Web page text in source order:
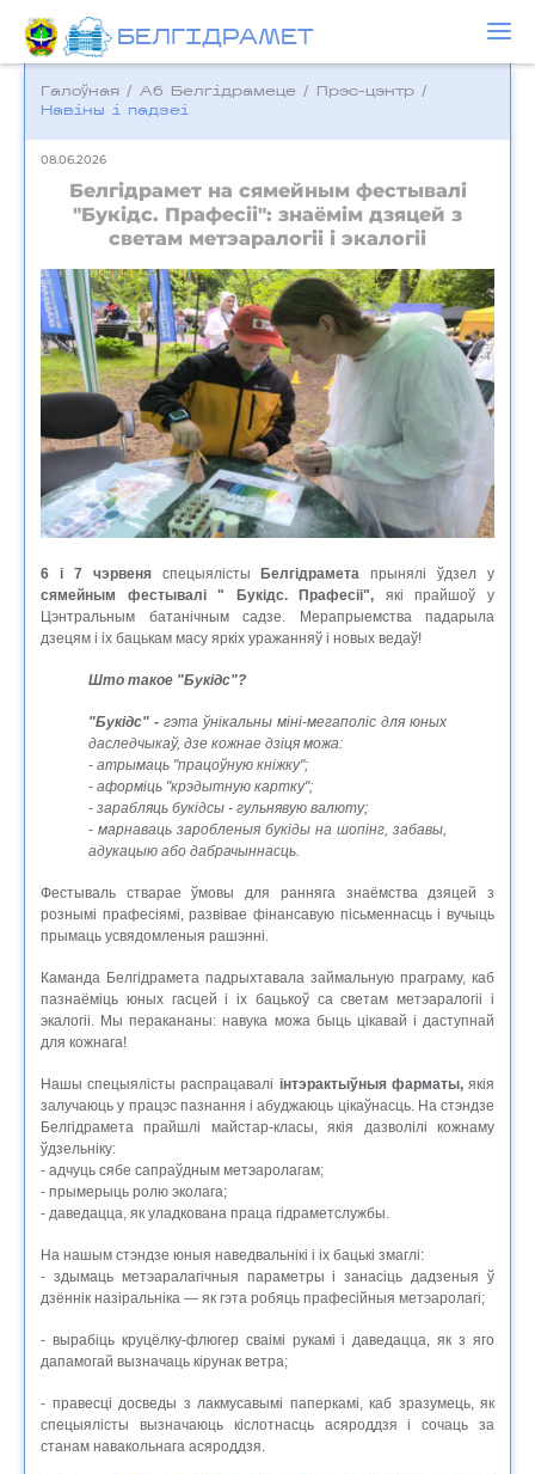
БЕЛГIДРAМЕТ
Галоўная / Аб Белгідрамеце / Прэс-цэнтр /
Навіны і падзеі
08.06.2026
Белгідрамет на сямейным фестывалі
"Букідс. Прафесіі": знаёмім дзяцей з
светам метэаралогіі і экалогіі
6 і 7 чэрвеня спецыялісты Белгідраметапрынялі ўдзел у
сямейным фестывалі " Букідс. Прафесіі", які прайшоў у
Цэнтральным батанічным садзе. Мерапрыемства падарыла
дзецям і іх бацькам масу яркіх уражанняў і новых ведаў!
Што такое "Букідс"?
"Букідс" - гэта ўнікальны міні-мегаполіс для юных
даследчыкаў, дзе кожнае дзіця можа:
- атрымаць "працоўную кніжку";
- аформіць "крэдытную картку";
- зарабляць букідсы - гульнявую валюту;
- марнаваць заробленыя букіды на шопінг, забавы,
адукацыю або дабрачыннасць.
Фестываль стварае ўмовы для ранняга знаёмства дзяцей з
рознымі прафесіямі, развівае фінансавую пісьменнасць і вучыць
прымаць усвядомленыя рашэнні.
Каманда Белгідрамета падрыхтавала займальную праграму, каб
пазнаёміць юных гасцей і іх бацькоў са светам метэаралогіі і
экалогіі. Мы перакананы: навука можа быць цікавай і даступнай
для кожнага!
Нашы спецыялісты распрацавалі інтэрактыўныя фарматы,якія
залучаюць у працэс пазнання і абуджаюць цікаўнасць. На стэндзе
Белгідрамета прайшлі майстар-класы, якія дазволілі кожнаму
ўдзельніку:
- адчуць сябе сапраўдным метэаролагам;
- прымерыць ролю эколага;
- даведацца, як уладкована праца гідраметслужбы.
На нашым стэндзе юныя наведвальнікі і іх бацькі змаглі:
- здымаць метэаралагічныя параметры і занасіць дадзеныя ў
дзённік назіральніка — як гэта робяць прафесійныя метэаролагі;
- вырабіць круцёлку-флюгер сваімі рукамі і даведацца, як з яго
дапамогай вызначаць кірунак ветра;
- правесці досведы з лакмусавымі паперкамі, каб зразумець, як
спецыялісты вызначаюць кіслотнасць асяроддзя і сочаць за
станам навакольнага асяроддзя.